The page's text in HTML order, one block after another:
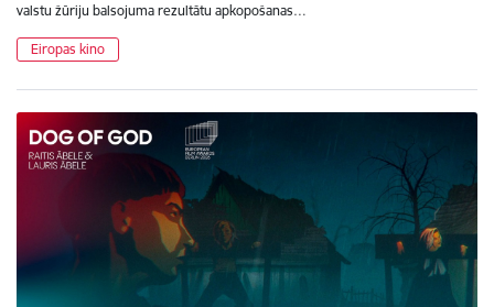
valstu žūriju balsojuma rezultātu apkopošanas…
Eiropas kino